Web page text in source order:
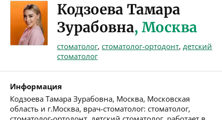
Кодзоева Тамара
Зурабовна, Москва
стоматолог, стоматолог-ортодонт, детский
стоматолог
Информация
Кодзоева Тамара Зурабовна, Москва, Московская
область и г.Москва, врач-стоматолог: стоматолог,